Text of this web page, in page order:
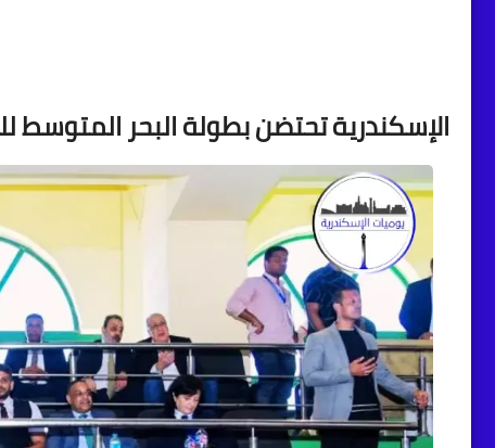
الإسكندرية تحتضن بطولة البحر المتوسط